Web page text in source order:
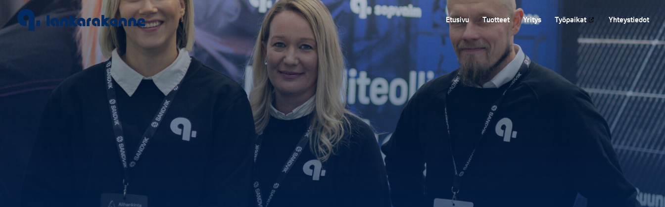
Etusivu Tuotteet Yritys Työpaikat Yhteystiedot